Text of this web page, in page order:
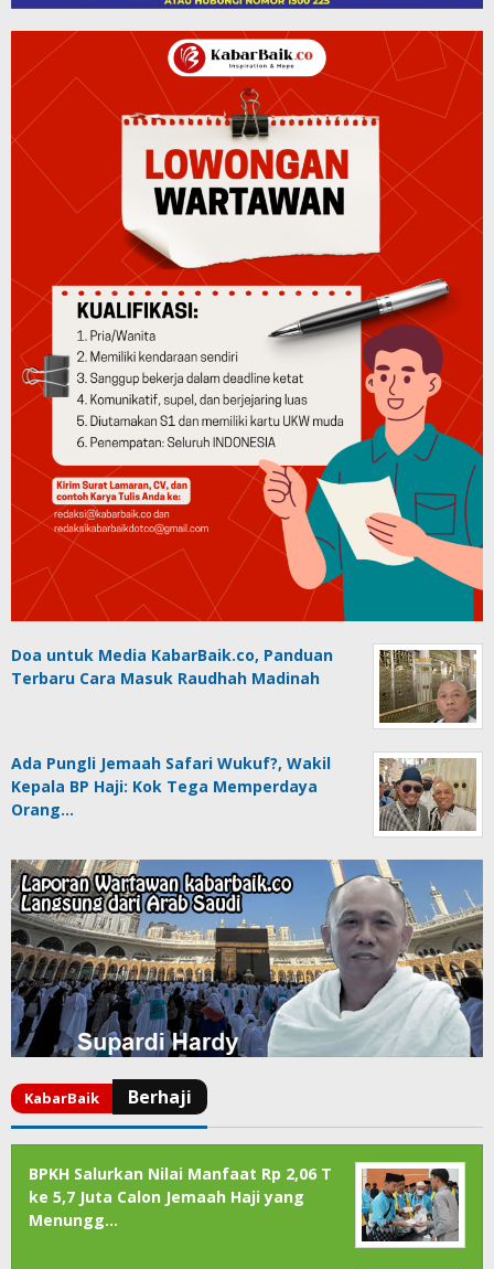
Doa untuk Media KabarBaik.co, Panduan
Terbaru Cara Masuk Raudhah Madinah
Ada Pungli Jemaah Safari Wukuf?, Wakil
Kepala BP Haji: Kok Tega Memperdaya
Orang…
BPKH Salurkan Nilai Manfaat Rp 2,06 T
ke 5,7 Juta Calon Jemaah Haji yang
Menungg…